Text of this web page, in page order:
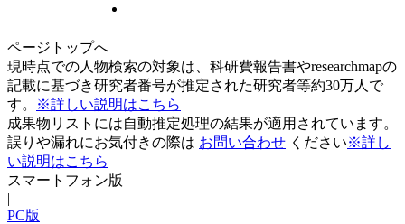
ページトップへ
現時点での人物検索の対象は、科研費報告書やresearchmapの
記載に基づき研究者番号が推定された研究者等約30万人で
す。
※詳しい説明はこちら
成果物リストには自動推定処理の結果が適用されています。
誤りや漏れにお気付きの際は お問い合わせ ください※詳し
い説明はこちら
スマートフォン版
|
PC版